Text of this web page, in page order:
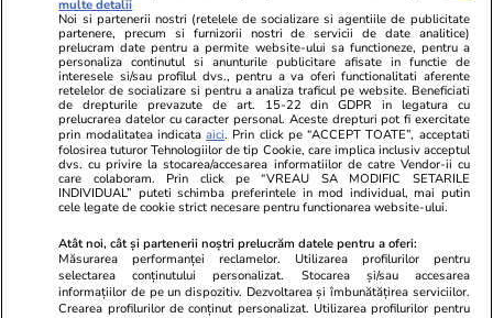
Detalii în premieră despre
insula privată cu pensiune și 3
hectare de teren scoasă la
vânzare în Delta Dunării.
Proprietarul „lasă” 700.000 de
euro din prețul inițial
Știri România 08 aug.
Doi germani salvați de pe cel
multe detalii
Noi si partenerii nostri (retelele de socializare si agentiile de publicitate
partenere, precum si furnizorii nostri de servicii de date analitice)
prelucram date pentru a permite website-ului sa functioneze, pentru a
personaliza continutul si anunturile publicitare afisate in functie de
interesele si/sau profilul dvs., pentru a va oferi functionalitati aferente
retelelor de socializare si pentru a analiza traficul pe website. Beneficiati
de drepturile prevazute de art. 15-22 din GDPR in legatura cu
prelucrarea datelor cu caracter personal. Aceste drepturi pot fi exercitate
prin modalitatea indicataaici. Prin click pe “ACCEPT TOATE”, acceptati
folosirea tuturor Tehnologiilor de tip Cookie, care implica inclusiv acceptul
dvs. cu privire la stocarea/accesarea informatiilor de catre Vendor-ii cu
care colaboram. Prin click pe “VREAU SA MODIFIC SETARILE
INDIVIDUAL” puteti schimba preferintele in mod individual, mai putin
cele legate de cookie strict necesare pentru functionarea website-ului.
Atât noi, cât și partenerii noștri prelucrăm datele pentru a oferi:
Măsurarea performanței reclamelor. Utilizarea profilurilor pentru
selectarea conținutului personalizat. Stocarea și/sau accesarea
informațiilor de pe un dispozitiv. Dezvoltarea și îmbunătățirea serviciilor.
Crearea profilurilor de conținut personalizat. Utilizarea profilurilor pentru